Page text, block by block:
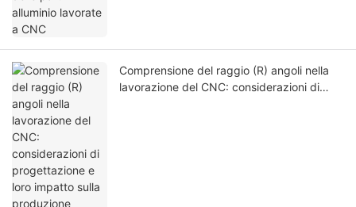
Comprensione del raggio (R) angoli nella
lavorazione del CNC: considerazioni di